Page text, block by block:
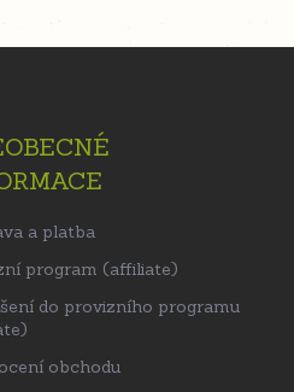
a platba
program (affiliate)
do provizního programu
obchodu